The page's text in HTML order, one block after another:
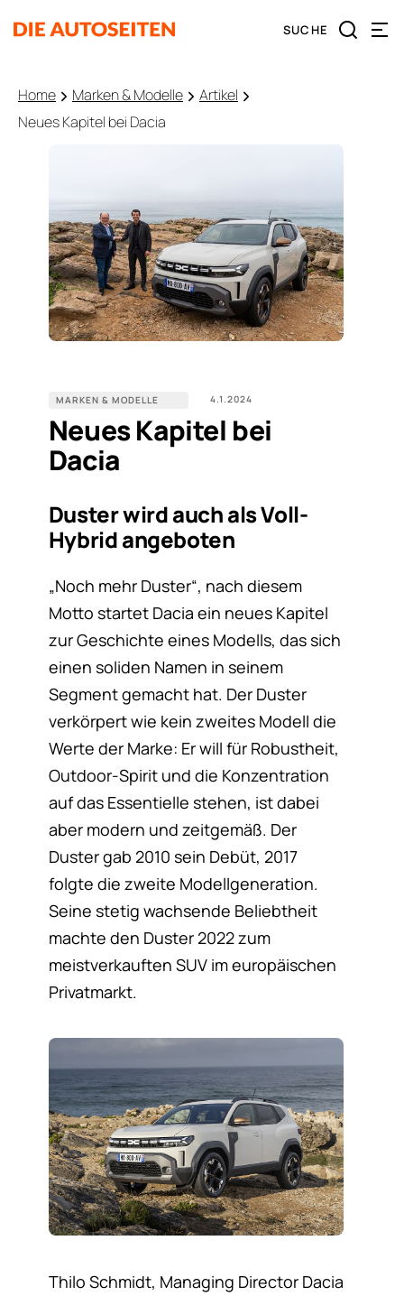
Home Marken & Modelle
Artikel
Neues Kapitel bei Dacia
MARKEN & MODELLE 4.1.2024
Neues Kapitel bei
Dacia
Duster wird auch als Voll-
Hybrid angeboten
„Noch mehr Duster“, nach diesem
Motto startet Dacia ein neues Kapitel
zur Geschichte eines Modells, das sich
einen soliden Namen in seinem
Segment gemacht hat. Der Duster
verkörpert wie kein zweites Modell die
Werte der Marke: Er will für Robustheit,
Outdoor-Spirit und die Konzentration
auf das Essentielle stehen, ist dabei
aber modern und zeitgemäß. Der
Duster gab 2010 sein Debüt, 2017
folgte die zweite Modellgeneration.
Seine stetig wachsende Beliebtheit
machte den Duster 2022 zum
meistverkauften SUV im europäischen
Privatmarkt.
Thilo Schmidt, Managing Director Dacia